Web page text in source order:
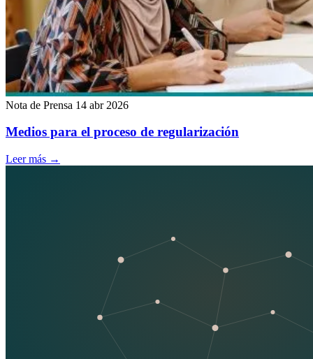
Nota de Prensa 14 abr 2026
Medios para el proceso de regularización
Leer más →